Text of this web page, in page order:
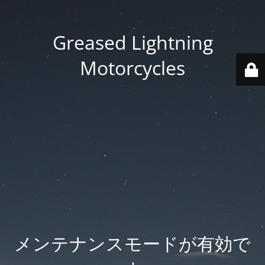
Greased Lightning
Motorcycles
メンテナンスモードが有効で